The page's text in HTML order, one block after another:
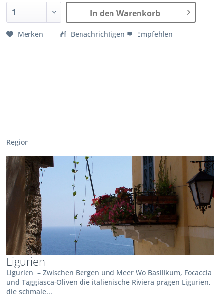
In den Warenkorb
Merken Benachrichtigen Empfehlen
Region
Ligurien
Ligurien – Zwischen Bergen und Meer Wo Basilikum, Focaccia
und Taggiasca-Oliven die italienische Riviera prägen Ligurien,
die schmale...